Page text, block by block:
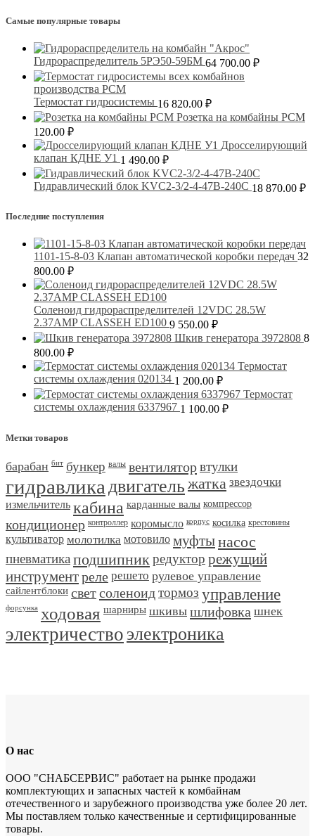
Самые популярные товары
Гидрораспределитель 5РЭ50-59БМ 64 700.00 ₽
Термостат гидросистемы 16 820.00 ₽
Розетка на комбайны РСМ
120.00 ₽
Дросселирующий
клапан КДНЕ У1 1 490.00 ₽
Гидравлический блок KVC2-3/2-4-47B-240C 18 870.00 ₽
Последние поступления
1101-15-8-03 Клапан автоматической коробки передач 32
800.00 ₽
Соленоид гидрораспределителей 12VDC 28.5W
2.37AMP CLASSEH ED100 9 550.00 ₽
Шкив генератора 3972808 8
800.00 ₽
Термостат
системы охлаждения 020134 1 200.00 ₽
Термостат
системы охлаждения 6337967 1 100.00 ₽
Метки товаров
барабан бит бункер валы вентиляторвтулки
гидравлика двигатель жатка звездочки
измельчитель кабина карданные валы компрессор
кондиционер контроллер коромысло корпус косилка крестовины
культиватор молотилка мотовило муфтынасос
пневматика подшипник редуктор режущий
инструментреле решето рулевое управление
сайлентблоки светсоленоидтормоз управление
форсунка ходовая шарниры шкивы шлифовка шнек
электричество электроника
О нас
ООО "СНАБСЕРВИС" работает на рынке продажи
комплектующих и запасных частей к комбайнам
отечественного и зарубежного производства уже более 20 лет.
Мы поставляем только качественные и сертифицированные
товары.